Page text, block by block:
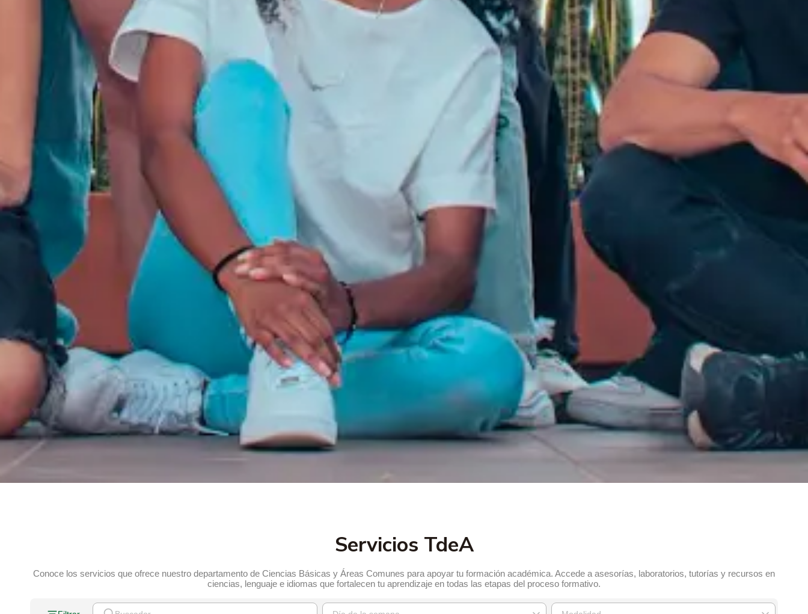
Servicios TdeA
Conoce los servicios que ofrece nuestro departamento de Ciencias Básicas y Áreas Comunes para apoyar tu formación académica. Accede a asesorías, laboratorios, tutorías y recursos en
ciencias, lenguaje e idiomas que fortalecen tu aprendizaje en todas las etapas del proceso formativo.